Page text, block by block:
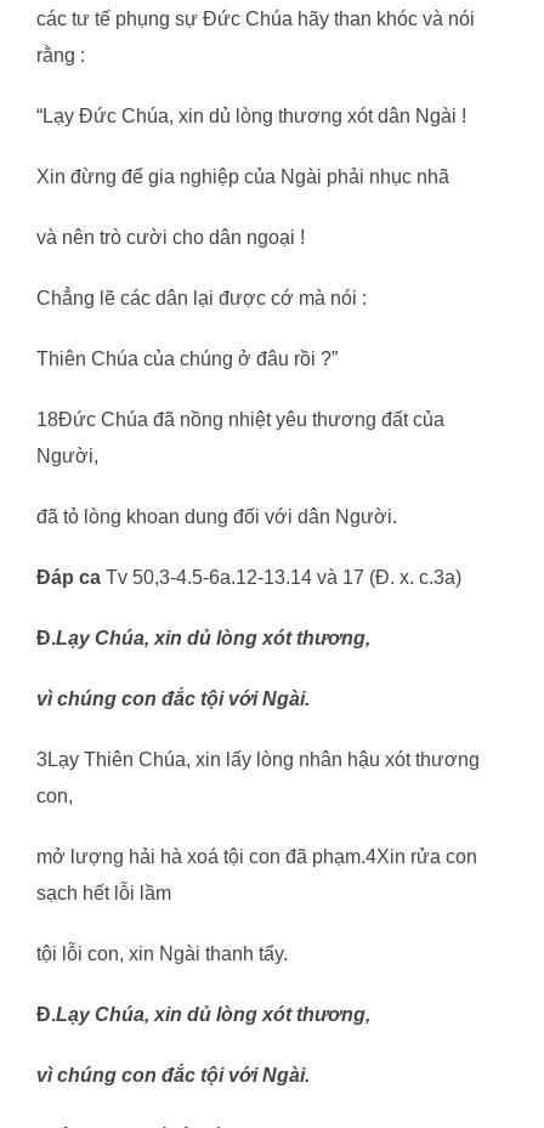
các tư tế phụng sự Đức Chúa hãy than khóc và nói
rằng :
“Lạy Đức Chúa, xin dủ lòng thương xót dân Ngài !
Xin đừng để gia nghiệp của Ngài phải nhục nhã
và nên trò cười cho dân ngoại !
Chẳng lẽ các dân lại được cớ mà nói :
Thiên Chúa của chúng ở đâu rồi ?”
18Đức Chúa đã nồng nhiệt yêu thương đất của
Người,
đã tỏ lòng khoan dung đối với dân Người.
Đáp ca Tv 50,3-4.5-6a.12-13.14 và 17 (Đ. x. c.3a)
Đ.Lạy Chúa, xin dủ lòng xót thương,
vì chúng con đắc tội với Ngài.
3Lạy Thiên Chúa, xin lấy lòng nhân hậu xót thương
con,
mở lượng hải hà xoá tội con đã phạm.4Xin rửa con
sạch hết lỗi lầm
tội lỗi con, xin Ngài thanh tẩy.
Đ.Lạy Chúa, xin dủ lòng xót thương,
vì chúng con đắc tội với Ngài.